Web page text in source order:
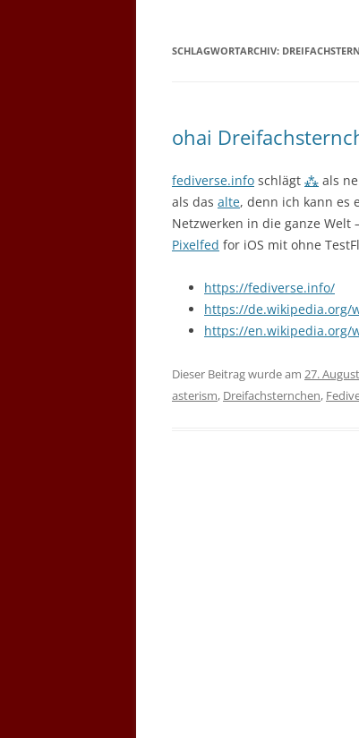
SCHLAGWORTARCHIV:
ohai
fediverse.info schlägt ⁂ als
als das alte, denn ich kann es
Netzwerken in die ganze Welt
Pixelfed for iOS mit ohne
https://fediverse.info/
https://de.wikipedia.org/
https://en.wikipedia.org/
Dieser Beitrag wurde am 27.
asterism, Dreifachsternchen,